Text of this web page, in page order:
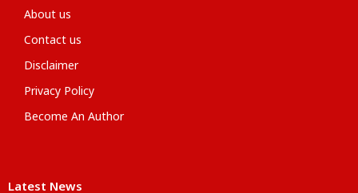
About us
Contact us
Disclaimer
Privacy Policy
Become An Author
Latest News